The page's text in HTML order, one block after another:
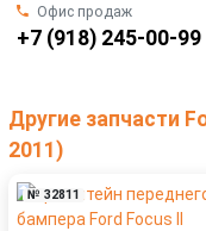
Офис продаж
+7 (918) 245-00-99
Другие запчасти
2011)
№ 32811